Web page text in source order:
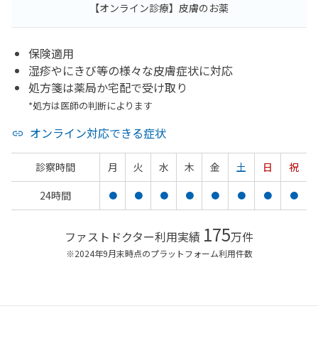
【オンライン診療】皮膚のお薬
保険適用
湿疹やにきび等の様々な皮膚症状に対応
処方箋は薬局か宅配で受け取り
*処方は医師の判断によります
オンライン対応できる症状
診察時間 月 火 水 木 金 土 日
祝
24時間
● ● ● ● ● ● ● ●
ファストドクター利用実績 175万件
※2024年9月末時点のプラットフォーム利用件数